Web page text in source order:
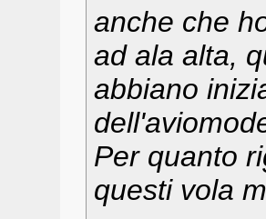
anche che
ad ala alta,
abbiano
Per quanto
questi vola